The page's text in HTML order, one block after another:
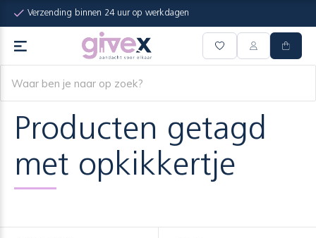
Verzending binnen 24 uur op werkdagen
Producten getagd
met opkikkertje